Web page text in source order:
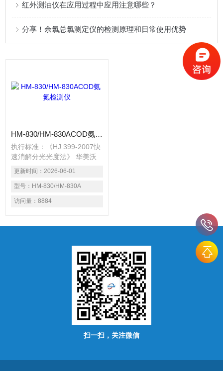
红外测油仪在应用过程中应用注意哪些？
分享！余氯总氯测定仪的检测原理和日常使用优势
HM-830/HM-830ACOD氨氮检测仪
执行标准：《HJ 399-2007快
速消解分光光度法》 华美沃
特根据市场需求，研发了这款
具有精度高、使用范围广、功
能*的COD氨氮分析仪广泛适
用于科研院校，大中小型水厂
及工矿企业、生活或工业用
的浓度检测。
更新时间： 2026-06-01
型号： HM-830/HM-830A
访问量： 8884
扫一扫，关注微信